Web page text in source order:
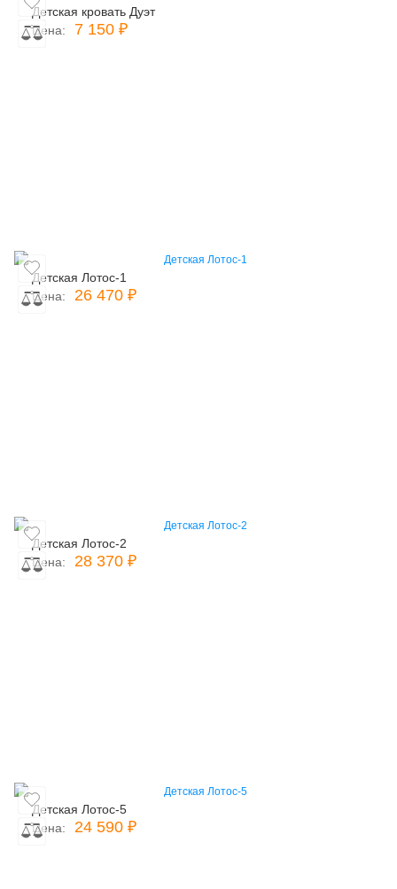
Детская кровать Дуэт
Цена:
7 150 ₽
Детская Лотос-1
Цена:
26 470 ₽
Детская Лотос-2
Цена:
28 370 ₽
Детская Лотос-5
Цена:
24 590 ₽